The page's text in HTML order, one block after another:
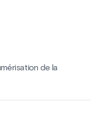
de la